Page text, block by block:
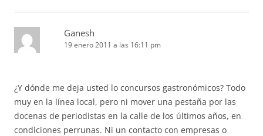
Ganesh
19 enero 2011 a las 16:11 pm
¿Y dónde me deja usted lo concursos gastronómicos? Todo
muy en la línea local, pero ni mover una pestaña por las
docenas de periodistas en la calle de los últimos años, en
condiciones perrunas. Ni un contacto con empresas o